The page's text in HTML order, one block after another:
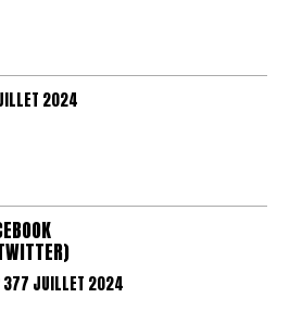
2024
377 JUILLET 2024